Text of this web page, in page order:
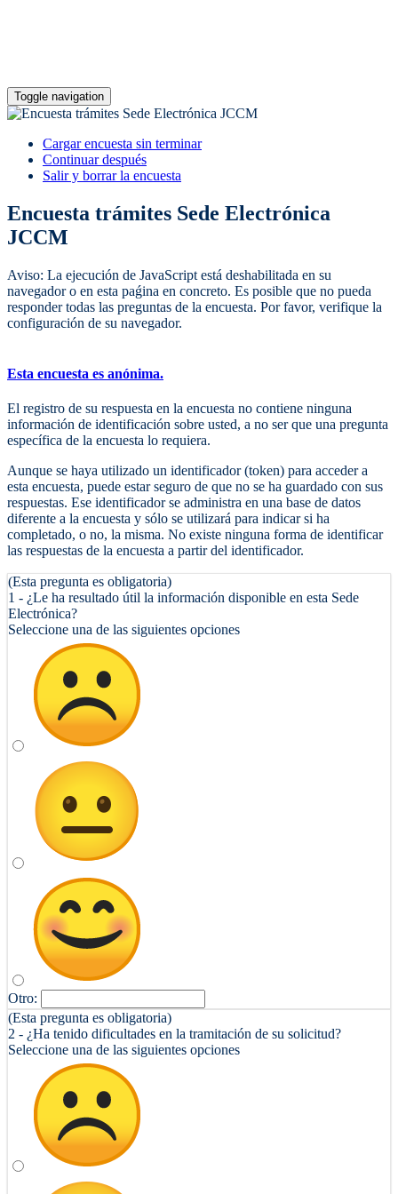
Toggle navigation
Cargar encuesta sin terminar
Continuar después
Salir y borrar la encuesta
Encuesta trámites Sede Electrónica
JCCM
Aviso: La ejecución de JavaScript está deshabilitada en su
navegador o en esta paǵina en concreto. Es posible que no pueda
responder todas las preguntas de la encuesta. Por favor, verifique la
configuración de su navegador.
Esta encuesta es anónima.
El registro de su respuesta en la encuesta no contiene ninguna
información de identificación sobre usted, a no ser que una pregunta
específica de la encuesta lo requiera.
Aunque se haya utilizado un identificador (token) para acceder a
esta encuesta, puede estar seguro de que no se ha guardado con sus
respuestas. Ese identificador se administra en una base de datos
diferente a la encuesta y sólo se utilizará para indicar si ha
completado, o no, la misma. No existe ninguna forma de identificar
las respuestas de la encuesta a partir del identificador.
(Esta pregunta es obligatoria)
1 - ¿Le ha resultado útil la información disponible en esta Sede
Electrónica?
Seleccione una de las siguientes opciones
Otro:
(Esta pregunta es obligatoria)
2 - ¿Ha tenido dificultades en la tramitación de su solicitud?
Seleccione una de las siguientes opciones